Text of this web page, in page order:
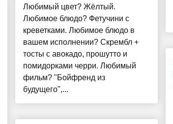
Любимый цвет? Жёлтый.
Любимое блюдо? Фетучини с
креветками. Любимое блюдо в
вашем исполнении? Скрембл +
тосты с авокадо, прошутто и
помидорками черри. Любимый
фильм? "Бойфренд из
будущего",...